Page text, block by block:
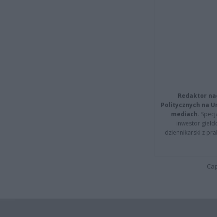
Redaktor
Politycznych na
mediach.
inwestor
dziennikarski z